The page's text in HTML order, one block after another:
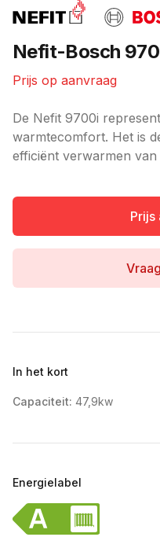
Nefit-Bosch
Prijs op aanvraag
De Nefit 9700i
warmtecomfort. Het is
efficiënt verwarmen van
Prijs
In het kort
Capaciteit: 47,9kw
Energielabel